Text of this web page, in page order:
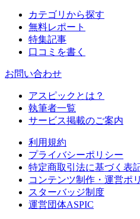
カテゴリから探す
無料レポート
特集記事
口コミを書く
お問い合わせ
アスピックとは？
執筆者一覧
サービス掲載のご案内
利用規約
プライバシーポリシー
特定商取引法に基づく表
コンテンツ制作・運営ポ
スターバッジ制度
運営団体ASPIC